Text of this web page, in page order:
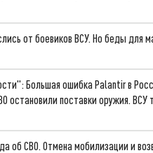
от боевиков ВСУ. Но беды для
Большая ошибка Palantir в
остановили поставки оружия. ВСУ
об СВО. Отмена мобилизации и